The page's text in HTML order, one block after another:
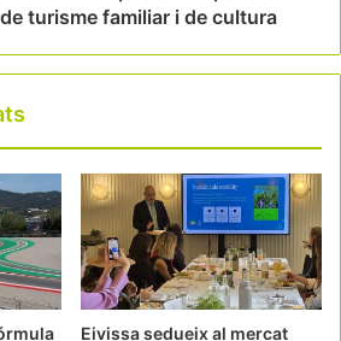
turisme familiar i de cultura
Eivissa sedueix al mercat